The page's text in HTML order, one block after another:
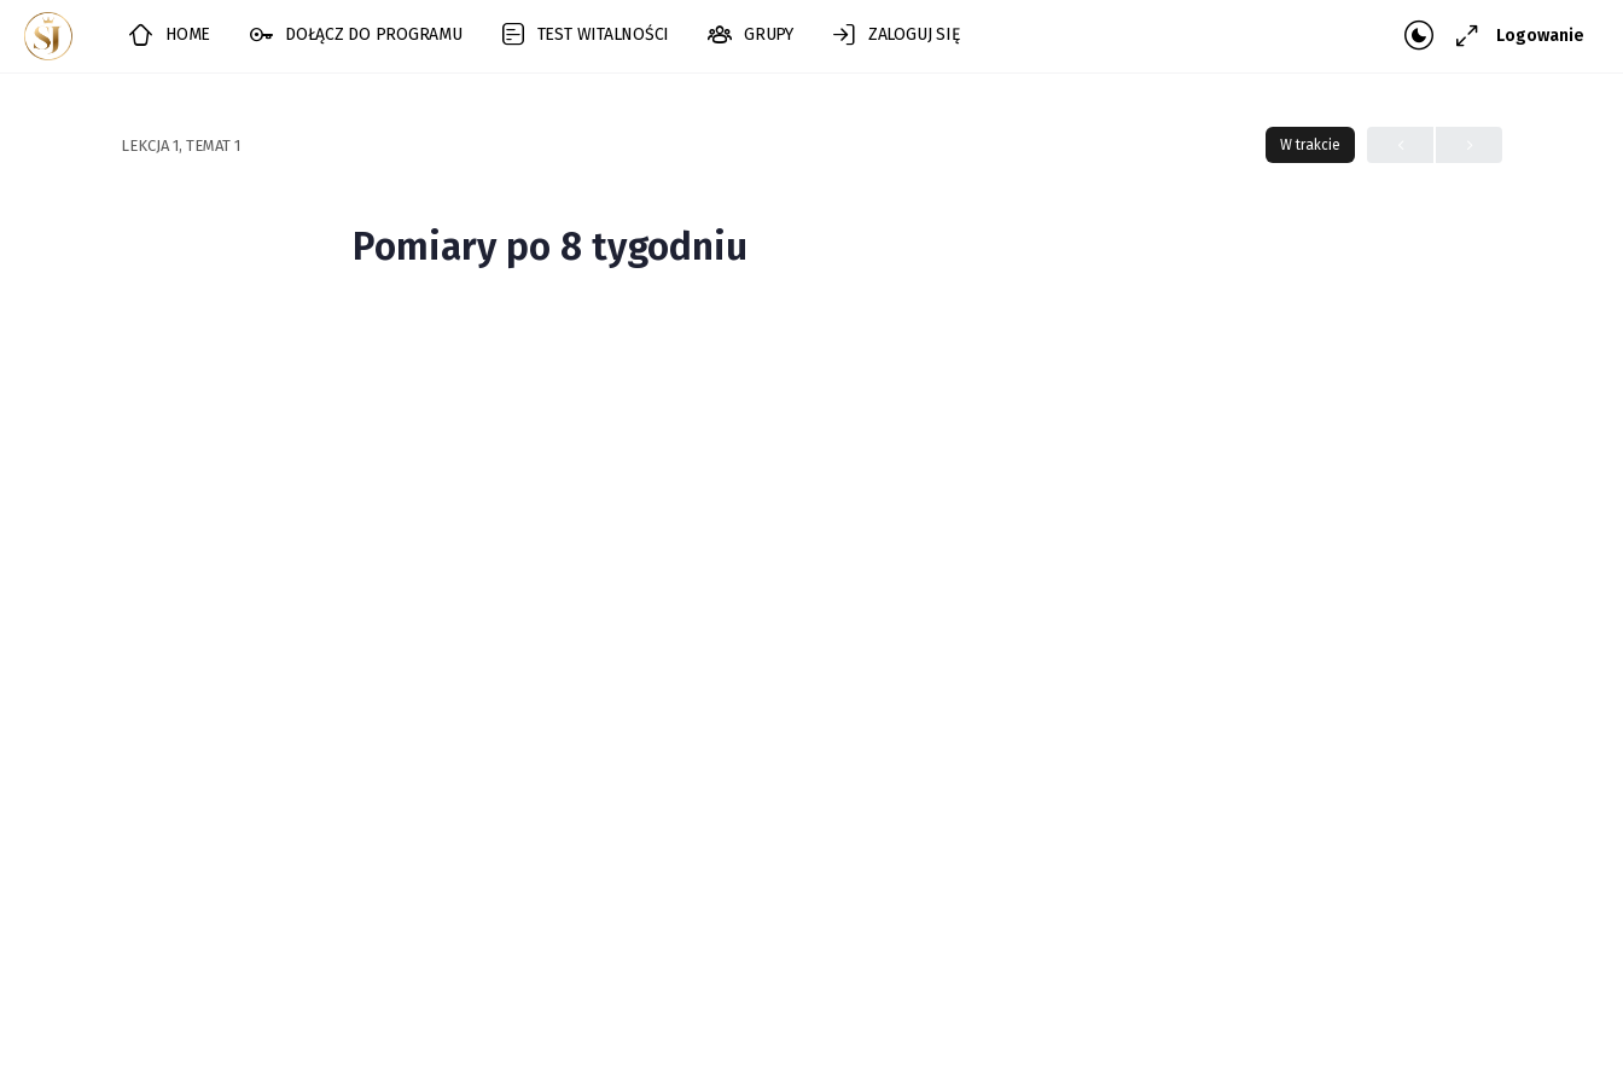
HOME DOŁĄCZ DO PROGRAMU TEST WITALNOŚCI GRUPY ZALOGUJ SIĘ Logowanie
LEKCJA 1, TEMAT 1 W trakcie
Pomiary po 8 tygodniu